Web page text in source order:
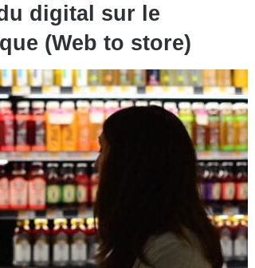
digital sur le
(Web to store)